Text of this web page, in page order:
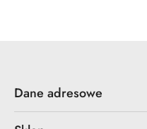
Dane adresowe